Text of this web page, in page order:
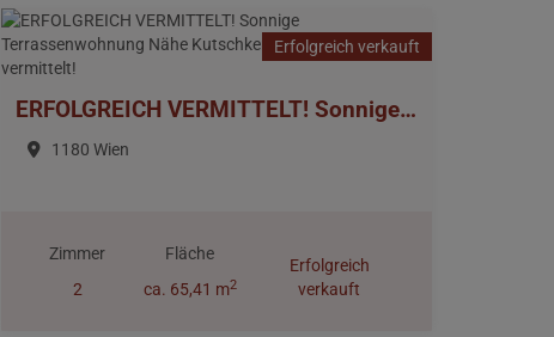
Erfolgreich verkauft
ERFOLGREICH VERMITTELT! Sonnige Terrassenwohnung Nähe Kutschkermarkt > erfolgreich vermittelt!
1180 Wien
Zimmer
2
Fläche
ca. 65,41 m2
Erfolgreich
verkauft